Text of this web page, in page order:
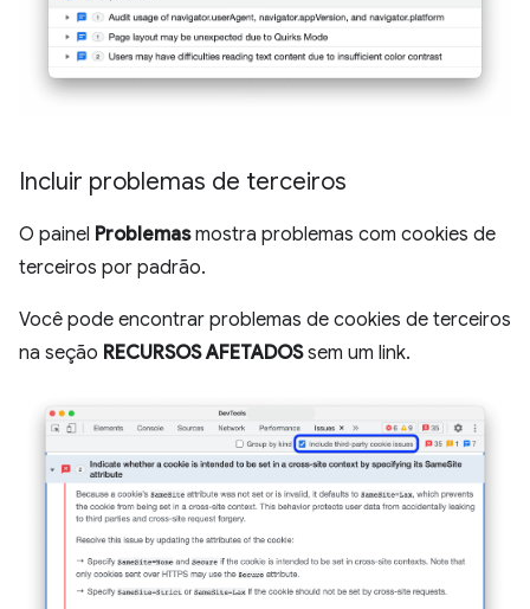
Incluir problemas de terceiros
O painel Problemasmostra problemas com cookies de
terceiros por padrão.
Você pode encontrar problemas de cookies de terceiros
na seção RECURSOS AFETADOSsem um link.